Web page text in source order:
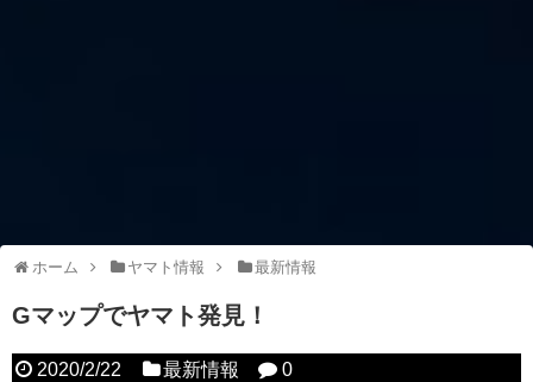
ホーム ヤマト情報 最新情報
Gマップでヤマト発見！
2020/2/22 最新情報 0